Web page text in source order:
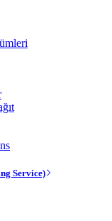
Service)